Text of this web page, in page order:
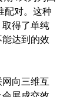
配对。这种
得了单纯
达到的效
向三维互